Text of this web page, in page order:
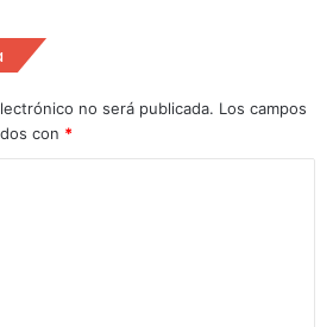
no será publicada. Los campos
con *